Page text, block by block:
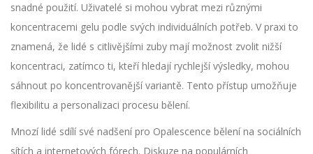
snadné použití. Uživatelé si mohou vybrat mezi různými
koncentracemi gelu podle svých individuálních potřeb. V praxi to
znamená, že lidé s citlivějšími zuby mají možnost zvolit nižší
koncentraci, zatímco ti, kteří hledají rychlejší výsledky, mohou
sáhnout po koncentrovanější variantě. Tento přístup umožňuje
flexibilitu a personalizaci procesu bělení.
Mnozí lidé sdílí své nadšení pro Opalescence bělení na sociálních
sítích a internetových fórech. Diskuze na populárních